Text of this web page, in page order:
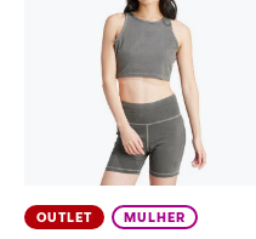
OUTLET MULHER